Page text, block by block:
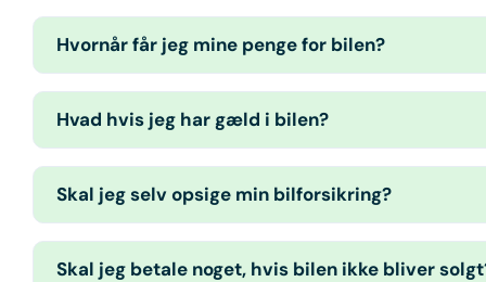
Hvornår får jeg mine penge for bilen?
Hvad hvis jeg har gæld i bilen?
Skal jeg selv opsige min bilforsikring?
Skal jeg betale noget, hvis bilen ikke bliver